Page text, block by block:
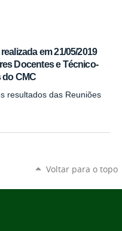
em 21/05/2019
Docentes e Técnico-
CMC
resultados das Reuniões
Voltar para o topo